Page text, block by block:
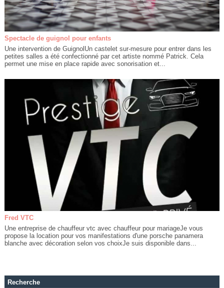
Spectacle de guignol pour enfants
Une intervention de GuignolUn castelet sur-mesure pour entrer dans les
petites salles a été confectionné par cet artiste nommé Patrick. Cela
permet une mise en place rapide avec sonorisation et...
Fred VTC
Une entreprise de chauffeur vtc avec chauffeur pour mariageJe vous
propose la location pour vos manifestations d'une porsche panamera
blanche avec décoration selon vos choixJe suis disponible dans...
Recherche